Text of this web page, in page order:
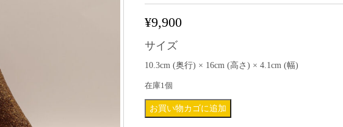
¥9,900
サイズ
10.3cm (奥行) × 16cm (高さ) × 4.1cm (幅)
在庫1個
花お買い物カゴに追加